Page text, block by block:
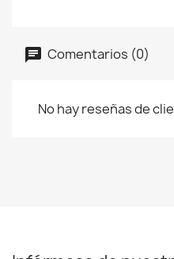
Comentarios (0)
No hay reseñas de